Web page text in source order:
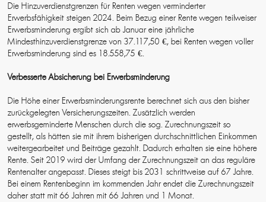
Die Hinzuverdienstgrenzen für Renten wegen verminderter
Erwerbsfähigkeit steigen 2024. Beim Bezug einer Rente wegen teilweiser
Erwerbsminderung ergibt sich ab Januar eine jährliche
Mindesthinzuverdienstgrenze von 37.117,50 €, bei Renten wegen voller
Erwerbsminderung sind es 18.558,75 €.
Verbesserte Absicherung bei Erwerbsminderung
Die Höhe einer Erwerbsminderungsrente berechnet sich aus den bisher
zurückgelegten Versicherungszeiten. Zusätzlich werden
erwerbsgeminderte Menschen durch die sog. Zurechnungszeit so
gestellt, als hätten sie mit ihrem bisherigen durchschnittlichen Einkommen
weitergearbeitet und Beiträge gezahlt. Dadurch erhalten sie eine höhere
Rente. Seit 2019 wird der Umfang der Zurechnungszeit an das reguläre
Rentenalter angepasst. Dieses steigt bis 2031 schrittweise auf 67 Jahre.
Bei einem Rentenbeginn im kommenden Jahr endet die Zurechnungszeit
daher statt mit 66 Jahren mit 66 Jahren und 1 Monat.